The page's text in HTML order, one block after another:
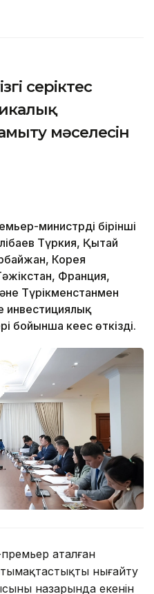
серіктес
мәселесін
министрдің бірінші
Түркия, Қытай
Корея
Франция,
Түрікменстанмен
инвестициялық
бойынша кеңес өткізді.
аталған
нығайту
назарында екенін